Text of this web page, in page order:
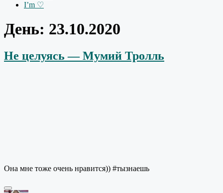
I’m ♡
День: 23.10.2020
Не целуясь — Мумий Тролль
Она мне тоже очень нравится)) #тызнаешь